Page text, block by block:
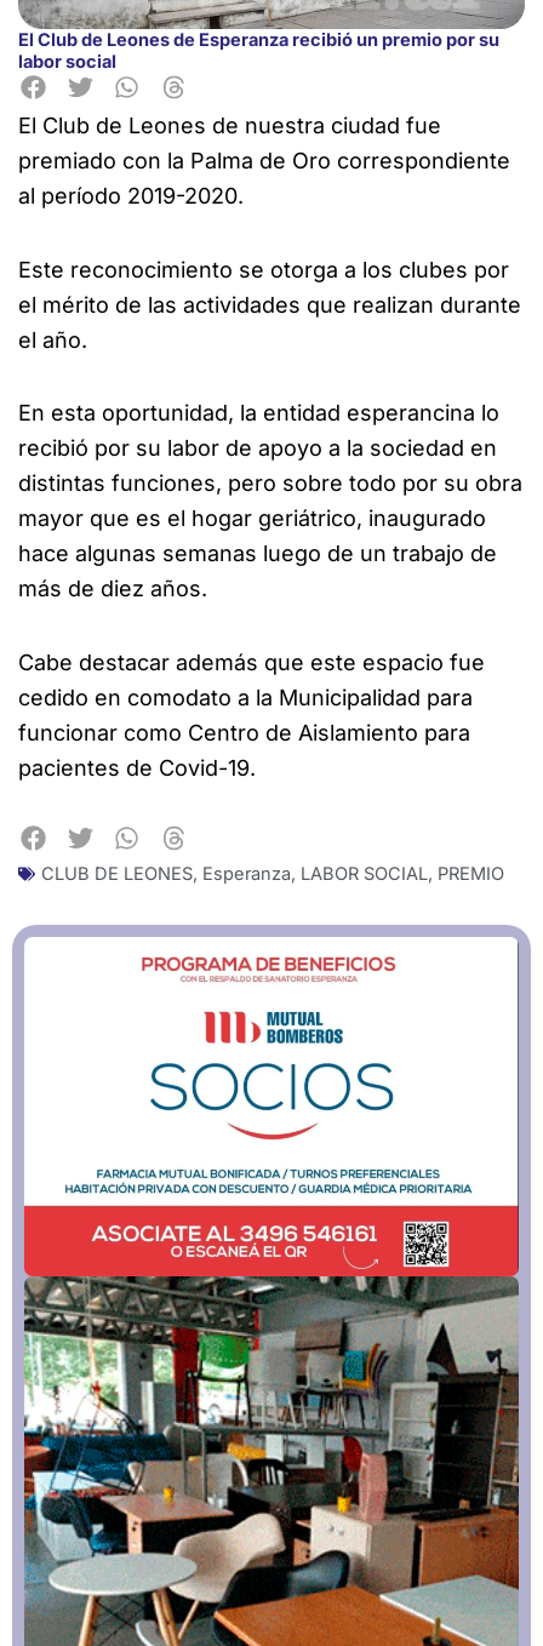
El Club de Leones de Esperanza recibió un premio por su
labor social
El Club de Leones de nuestra ciudad fue
premiado con la Palma de Oro correspondiente
al período 2019-2020.
Este reconocimiento se otorga a los clubes por
el mérito de las actividades que realizan durante
el año.
En esta oportunidad, la entidad esperancina lo
recibió por su labor de apoyo a la sociedad en
distintas funciones, pero sobre todo por su obra
mayor que es el hogar geriátrico, inaugurado
hace algunas semanas luego de un trabajo de
más de diez años.
Cabe destacar además que este espacio fue
cedido en comodato a la Municipalidad para
funcionar como Centro de Aislamiento para
pacientes de Covid-19.
CLUB DE LEONES, Esperanza, LABOR SOCIAL, PREMIO